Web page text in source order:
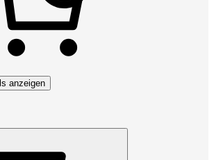
anzeigen